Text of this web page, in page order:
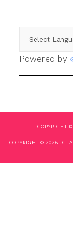
Powered by
COPYRIGHT ©
COPYRIGHT © 2026 ·